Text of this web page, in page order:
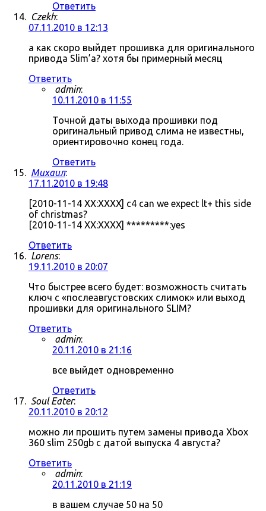
Ответить
Czekh:
07.11.2010 в 12:13
а как скоро выйдет прошивка для оригинального
привода Slim’а? хотя бы примерный месяц
Ответить
admin:
10.11.2010 в 11:55
Точной даты выхода прошивки под
оригинальный привод слима не известны,
ориентировочно конец года.
Ответить
Михаил:
17.11.2010 в 19:48
[2010-11-14 XX:XXXX] c4 can we expect lt+ this side
of christmas?
[2010-11-14 XX:XXXX] *********:yes
Ответить
Lorens:
19.11.2010 в 20:07
Что быстрее всего будет: возможность считать
ключ с «послеавгустовских слимок» или выход
прошивки для оригинального SLIM?
Ответить
admin:
20.11.2010 в 21:16
все выйдет одновременно
Ответить
Soul Eater:
20.11.2010 в 20:12
можно ли прошить путем замены привода Xbox
360 slim 250gb с датой выпуска 4 августа?
Ответить
admin:
20.11.2010 в 21:19
в вашем случае 50 на 50